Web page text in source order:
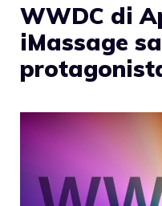
WWDC di
iMassage